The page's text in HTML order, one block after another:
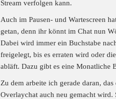
Stream verfolgen kann.
Auch im Pausen- und Wartescreen
getan, denn ihr könnt im Chat nun
Dabei wird immer ein Buchstabe
freigelegt, bis es erraten wird oder
abläft. Dazu gibt es eine Monatliche
Zu dem arbeite ich gerade daran, das
Overlaychat auch neu gemacht wird.